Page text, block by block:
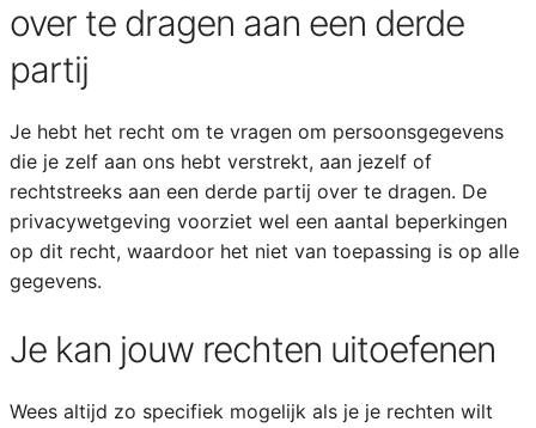
over te dragen aan een derde
partij
Je hebt het recht om te vragen om persoonsgegevens
die je zelf aan ons hebt verstrekt, aan jezelf of
rechtstreeks aan een derde partij over te dragen. De
privacywetgeving voorziet wel een aantal beperkingen
op dit recht, waardoor het niet van toepassing is op alle
gegevens.
Je kan jouw rechten uitoefenen
Wees altijd zo specifiek mogelijk als je je rechten wilt